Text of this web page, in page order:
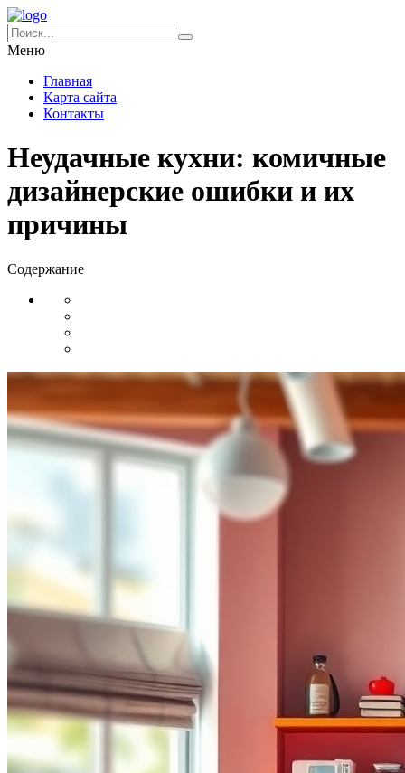
Меню
Главная
Карта сайта
Контакты
Неудачные кухни: комичные
дизайнерские ошибки и их
причины
Содержание